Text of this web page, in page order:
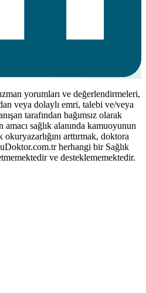
yorumları ve değerlendirmeleri,
veya dolaylı emri, talebi ve/veya
tarafından bağımsız olarak
sağlık alanında kamuoyunun
arttırmak, doktora
herhangi bir Sağlık
ve desteklememektedir.